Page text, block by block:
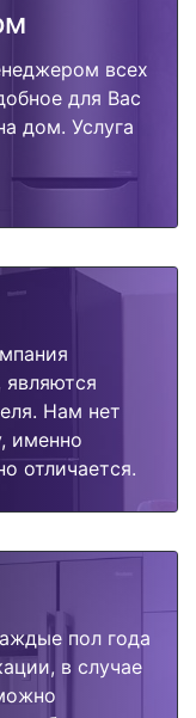
всех
для Вас
дом. Услуга
являются
Нам нет
именно
отличается.
пол года
в случае